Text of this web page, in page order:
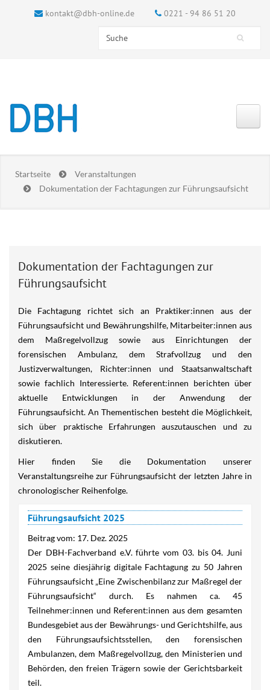
kontakt@dbh-online.de 0221 - 94 86 51 20
Suchformular
Search this site
Startseite
Veranstaltungen
Dokumentation der Fachtagungen zur Führungsaufsicht
Dokumentation der Fachtagungen zur
Führungsaufsicht
Die Fachtagung richtet sich an Praktiker:innen aus der
Führungsaufsicht und Bewährungshilfe, Mitarbeiter:innen aus
dem Maßregelvollzug sowie aus Einrichtungen der
forensischen Ambulanz, dem Strafvollzug und den
Justizverwaltungen, Richter:innen und Staatsanwaltschaft
sowie fachlich Interessierte. Referent:innen berichten über
aktuelle Entwicklungen in der Anwendung der
Führungsaufsicht. An Thementischen besteht die Möglichkeit,
sich über praktische Erfahrungen auszutauschen und zu
diskutieren.
Hier finden Sie die Dokumentation unserer
Veranstaltungsreihe zur Führungsaufsicht der letzten Jahre in
chronologischer Reihenfolge.
Führungsaufsicht 2025
Beitrag vom: 17. Dez. 2025
Der DBH-Fachverband e.V. führte vom 03. bis 04. Juni
2025 seine diesjährig digitale Fachtagung zu 50 Jahren
Führungsaufsicht „Eine Zwischenbilanz zur Maßregel der
Führungsaufsicht“ durch. Es nahmen ca. 45
Teilnehmer:innen und Referent:innen aus dem gesamten
Bundesgebiet aus der Bewährungs- und Gerichtshilfe, aus
den Führungsaufsichtsstellen, den forensischen
Ambulanzen, dem Maßregelvollzug, den Ministerien und
Behörden, den freien Trägern sowie der Gerichtsbarkeit
teil.